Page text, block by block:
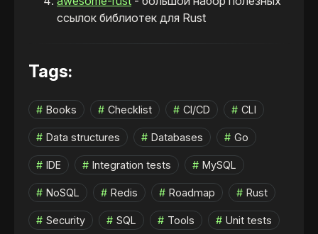
ссылок библиотек для Rust
Tags:
Books Checklist CI/CD CLI
Data structures Databases Go
IDE Integration tests MySQL
NoSQL Redis Roadmap Rust
Security SQL Tools Unit tests